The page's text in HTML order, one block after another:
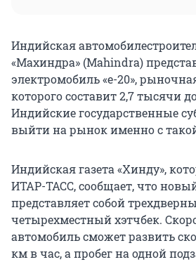
Индийская
«Махиндра» (Mahindra)
электромобиль «e-20»,
которого составит 2,7 тысячи
Индийские государственные
выйти на рынок именно с
Индийская газета «Хинду»,
ИТАР-ТАСС, сообщает, что
представляет собой
четырехместный хэтчбек.
автомобиль сможет развить
км в час, а пробег на одной